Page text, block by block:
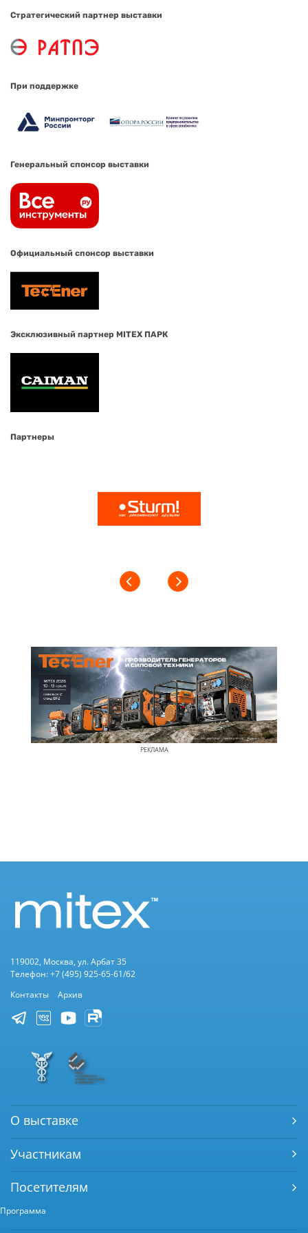
Стратегический партнер выставки
При поддержке
Генеральный спонсор выставки
Официальный спонсор выставки
Эксклюзивный партнер MITEX ПАРК
Партнеры
РЕКЛАМА
119002, Москва, ул. Арбат 35
Телефон: +7 (495) 925-65-61/62
Контакты
Архив
О выставке
Участникам
Посетителям
Программа